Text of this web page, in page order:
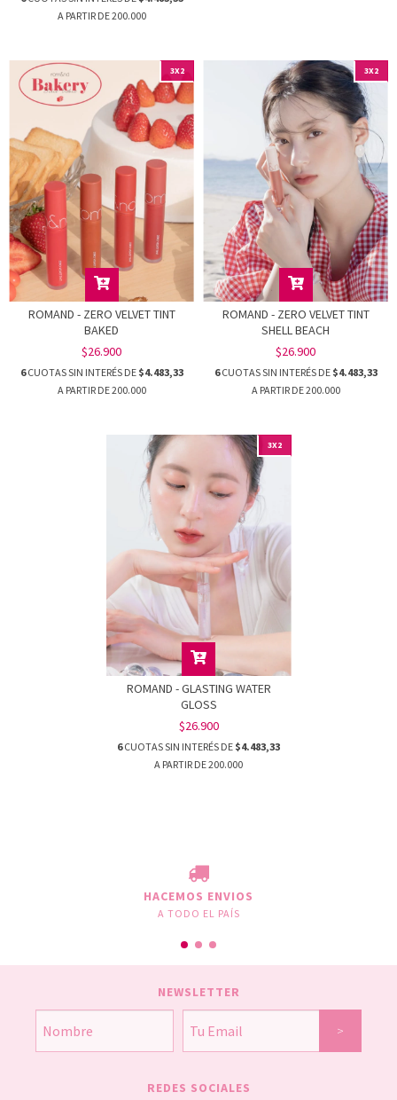
3X2
ROMAND - ZERO VELVET TINT
BAKED
$26.900
6CUOTAS SIN INTERÉS DE $4.483,33
3X2
ROMAND - ZERO VELVET TINT
SHELL BEACH
$26.900
6CUOTAS SIN INTERÉS DE $4.483,33
3X2
ROMAND - GLASTING WATER
GLOSS
$26.900
6CUOTAS SIN INTERÉS DE $4.483,33
HACEMOS ENVIOS
A TODO EL PAÍS
NEWSLETTER
REDES SOCIALES